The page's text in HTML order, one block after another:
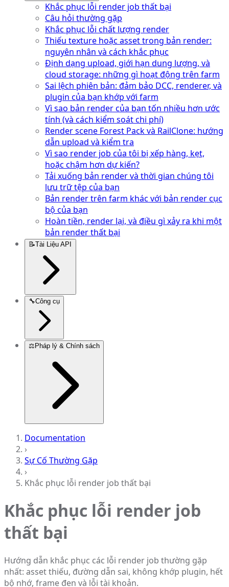
Khắc phục lỗi render job thất bại
Câu hỏi thường gặp
Khắc phục lỗi chất lượng render
Thiếu texture hoặc asset trong bản render:
nguyên nhân và cách khắc phục
Định dạng upload, giới hạn dung lượng, và
cloud storage: những gì hoạt động trên farm
Sai lệch phiên bản: đảm bảo DCC, renderer, và
plugin của bạn khớp với farm
Vì sao bản render của bạn tốn nhiều hơn ước
tính (và cách kiểm soát chi phí)
Render scene Forest Pack và RailClone: hướng
dẫn upload và kiểm tra
Vì sao render job của tôi bị xếp hàng, kẹt,
hoặc chậm hơn dự kiến?
Tải xuống bản render và thời gian chúng tôi
lưu trữ tệp của bạn
Bản render trên farm khác với bản render cục
bộ của bạn
Hoàn tiền, render lại, và điều gì xảy ra khi một
bản render thất bại
📝Tài Liệu API
🔧Công cụ
⚖️ Pháp lý & Chính sách
Documentation
›
Sự Cố Thường Gặp
›
Khắc phục lỗi render job thất bại
Khắc phục lỗi render job
thất bại
Hướng dẫn khắc phục các lỗi render job thường gặp
nhất: asset thiếu, đường dẫn sai, không khớp plugin, hết
bộ nhớ, frame đen và lỗi tài khoản.